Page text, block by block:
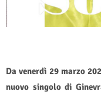
Da venerdì 29 marzo
nuovo singolo di